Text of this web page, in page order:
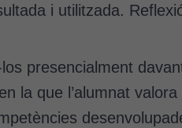
i utilitzada.
presencialment
la que l’alumnat